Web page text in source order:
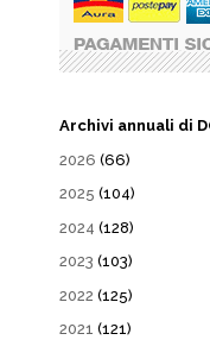
Archivi annuali di
2026 (66)
2025 (104)
2024 (128)
2023 (103)
2022 (125)
2021 (121)